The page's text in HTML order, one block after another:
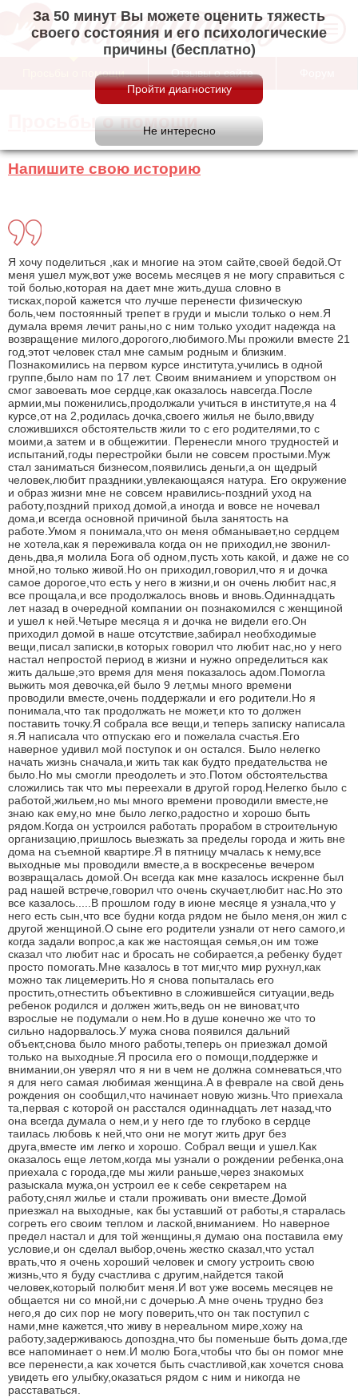
За 50 минут Вы можете оценить тяжесть
своего состояния и его психологические
причины (бесплатно)
Просьбы о помощи Отзывы о сайте
Просьбы о помощи
Напишите свою историю
Я хочу поделиться ,как и многие на этом сайте,своей бедой.От
меня ушел муж,вот уже восемь месяцев я не могу справиться с
той болью,которая на дает мне жить,душа словно в
тисках,порой кажется что лучше перенести физическую
боль,чем постоянный трепет в груди и мысли только о нем.Я
думала время лечит раны,но с ним только уходит надежда на
возвращение милого,дорогого,любимого.Мы прожили вместе 21
год,этот человек стал мне самым родным и близким.
Познакомились на первом курсе института,учились в одной
группе,было нам по 17 лет. Своим вниманием и упорством он
смог завоевать мое сердце,как оказалось навсегда.После
армии,мы поженились,продолжали учиться в институте,я на 4
курсе,от на 2,родилась дочка,своего жилья не было,ввиду
сложившихся обстоятельств жили то с его родителями,то с
моими,а затем и в общежитии. Перенесли много трудностей и
испытаний,годы перестройки были не совсем простыми.Муж
стал заниматься бизнесом,появились деньги,а он щедрый
человек,любит праздники,увлекающаяся натура. Его окружение
и образ жизни мне не совсем нравились-поздний уход на
работу,поздний приход домой,а иногда и вовсе не ночевал
дома,и всегда основной причиной была занятость на
работе.Умом я понимала,что он меня обманывает,но сердцем
не хотела,как я переживала когда он не приходил,не звонил-
день,два,я молила Бога об одном,пусть хоть какой, и даже не со
мной,но только живой.Но он приходил,говорил,что я и дочка
самое дорогое,что есть у него в жизни,и он очень любит нас,я
все прощала,и все продолжалось вновь и вновь.Одиннадцать
лет назад в очередной компании он познакомился с женщиной
и ушел к ней.Четыре месяца я и дочка не видели его.Он
приходил домой в наше отсутствие,забирал необходимые
вещи,писал записки,в которых говорил что любит нас,но у него
настал непростой период в жизни и нужно определиться как
жить дальше,это время для меня показалось адом.Помогла
выжить моя девочка,ей было 9 лет,мы много времени
проводили вместе,очень поддержали и его родители.Но я
понимала,что так продолжать не может,и кто то должен
поставить точку.Я собрала все вещи,и теперь записку написала
я.Я написала что отпускаю его и пожелала счастья.Его
наверное удивил мой поступок и он остался. Было нелегко
начать жизнь сначала,и жить так как будто предательства не
было.Но мы смогли преодолеть и это.Потом обстоятельства
сложились так что мы переехали в другой город.Нелегко было с
работой,жильем,но мы много времени проводили вместе,не
знаю как ему,но мне было легко,радостно и хорошо быть
рядом.Когда он устроился работать прорабом в строительную
организацию,пришлось выезжать за пределы города и жить вне
дома на съемной квартире.Я в пятницу мчалась к нему,все
выходные мы проводили вместе,а в воскресенье вечером
возвращалась домой.Он всегда как мне казалось искренне был
рад нашей встрече,говорил что очень скучает,любит нас.Но это
все казалось.....В прошлом году в июне месяце я узнала,что у
него есть сын,что все будни когда рядом не было меня,он жил с
другой женщиной.О сыне его родители узнали от него самого,и
когда задали вопрос,а как же настоящая семья,он им тоже
сказал что любит нас и бросать не собирается,а ребенку будет
просто помогать.Мне казалось в тот миг,что мир рухнул,как
можно так лицемерить.Но я снова попыталась его
простить,отнестить объективно в сложившейся ситуации,ведь
ребенок родился и должен жить,ведь он не виноват,что
взрослые не подумали о нем.Но в душе конечно же что то
сильно надорвалось.У мужа снова появился дальний
объект,снова было много работы,теперь он приезжал домой
только на выходные.Я просила его о помощи,поддержке и
внимании,он уверял что я ни в чем не должна сомневаться,что
я для него самая любимая женщина.А в феврале на свой день
рождения он сообщил,что начинает новую жизнь.Что приехала
та,первая с которой он расстался одиннадцать лет назад,что
она всегда думала о нем,и у него где то глубоко в сердце
таилась любовь к ней,что они не могут жить друг без
друга,вместе им легко и хорошо. Собрал вещи и ушел.Как
оказалось еще летом,когда мы узнали о рождении ребенка,она
приехала с города,где мы жили раньше,через знакомых
разыскала мужа,он устроил ее к себе секретарем на
работу,снял жилье и стали проживать они вместе.Домой
приезжал на выходные, как бы уставший от работы,я старалась
согреть его своим теплом и лаской,вниманием. Но наверное
предел настал и для той женщины,я думаю она поставила ему
условие,и он сделал выбор,очень жестко сказал,что устал
врать,что я очень хороший человек и смогу устроить свою
жизнь,что я буду счастлива с другим,найдется такой
человек,который полюбит меня.И вот уже восемь месяцев не
общается ни со мной,ни с дочерью.А мне очень трудно без
него,я до сих пор не могу поверить,что он так поступил с
нами,мне кажется,что живу в нереальном мире,хожу на
работу,задерживаюсь допоздна,что бы поменьше быть дома,где
все напоминает о нем.И молю Бога,чтобы что бы он помог мне
все перенести,а как хочется быть счастливой,как хочется снова
увидеть его улыбку,оказаться рядом с ним и никогда не
расставаться.